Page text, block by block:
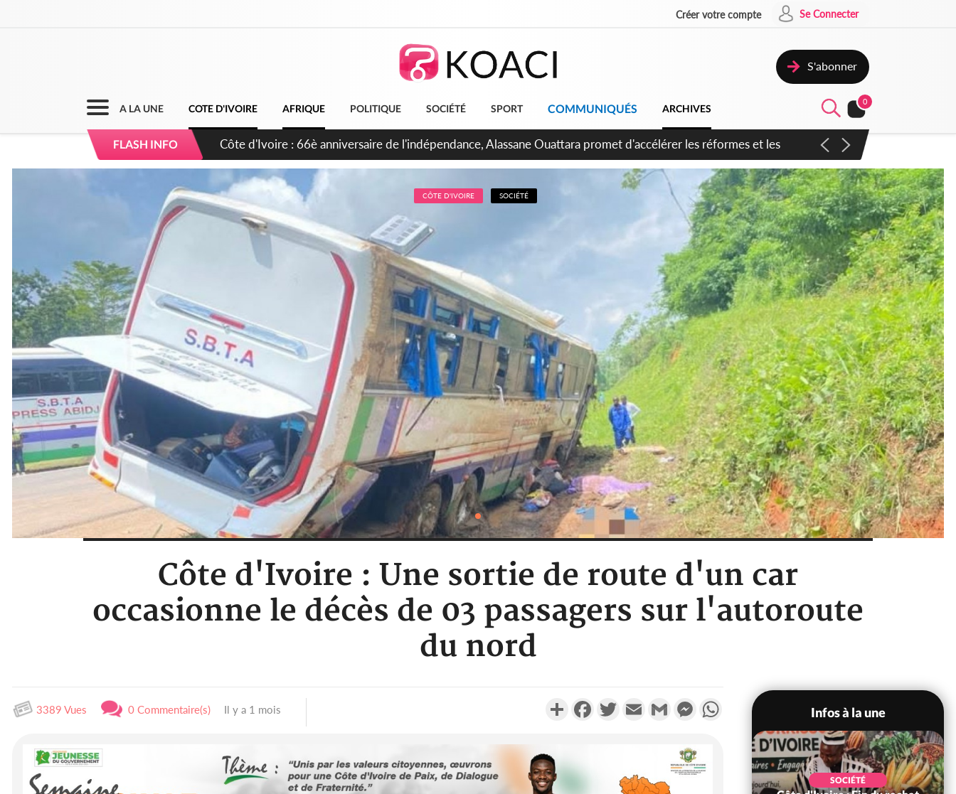
Créer votre compte Se Connecter
S'abonner
A LA UNE COTE D'IVOIRE AFRIQUE POLITIQUE SOCIÉTÉ SPORT COMMUNIQUÉS ARCHIVES
0
FLASH INFO
Côte d'Ivoire : À Abidjan, Amadou Oury Bah admire le modèle ivoirien et veut s'en inspirer pour accélérer le
développement de la Guinée
CÔTE D'IVOIRE SOCIÉTÉ
Côte d'Ivoire : Une sortie de route d'un car
occasionne le décès de 03 passagers sur l'autoroute
du nord
3389 Vues 0 Commentaire(s) Il y a 1 mois PartagerFacebookTwitterEmail Gmail MessengerWhatsApp
Infos à la une
POLITIQUE SOCIÉTÉ